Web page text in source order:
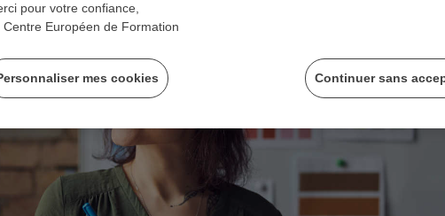
pour votre confiance,
Centre Européen de Formation
Continuer sans
mes cookies